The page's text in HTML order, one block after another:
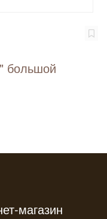
большой
магазин